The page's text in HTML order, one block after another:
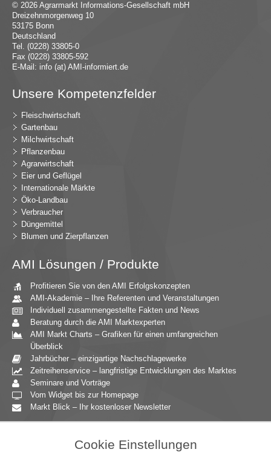
© 2026 Agrarmarkt Informations-Gesellschaft mbH
Dreizehnmorgenweg 10
53175 Bonn
Deutschland
Tel. (0228) 33805-0
Fax (0228) 33805-592
E-Mail: info (at) AMI-informiert.de
Unsere Kompetenzfelder
Fleischwirtschaft
Gartenbau
Milchwirtschaft
Pflanzenbau
Agrarwirtschaft
Eier und Geflügel
Internationale Märkte
Öko-Landbau
Verbraucher
Düngemittel
Blumen und Zierpflanzen
AMI Lösungen / Produkte
Profitieren Sie von den AMI Erfolgskonzepten
AMI-Akademie – Ihre Referenten und Veranstaltungen
Individuell zusammengestellte Fakten und News
Beratung durch die AMI Marktexperten
AMI Markt Charts – Grafiken für einen umfangreichen
Überblick
Jahrbücher – einzigartige Nachschlagewerke
Zeitreihenservice – langfristige Entwicklungen des Marktes
Seminare und Vorträge
Vom Widget bis zur Homepage
Markt Blick – Ihr kostenloser Newsletter
Cookie Einstellungen